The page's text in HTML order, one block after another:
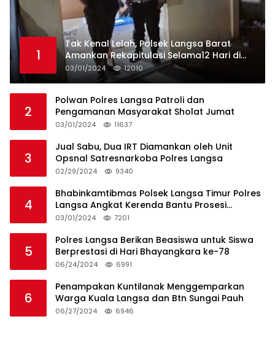
1
Tak Kenal Lelah, Polsek Langsa Barat
Amankan Rekapitulasi Selama12 Hari di
Kecamatan Baro
03/01/2024 12010
2
Polwan Polres Langsa Patroli dan
Pengamanan Masyarakat Sholat Jumat
03/01/2024 11637
3
Jual Sabu, Dua IRT Diamankan oleh Unit
Opsnal Satresnarkoba Polres Langsa
02/29/2024 9340
4
Bhabinkamtibmas Polsek Langsa Timur Polres
Langsa Angkat Kerenda Bantu Prosesi
Pemakaman Warga
03/01/2024 7201
5
Polres Langsa Berikan Beasiswa untuk Siswa
Berprestasi di Hari Bhayangkara ke-78
06/24/2024 6991
6
Penampakan Kuntilanak Menggemparkan
Warga Kuala Langsa dan Btn Sungai Pauh
06/27/2024 6946